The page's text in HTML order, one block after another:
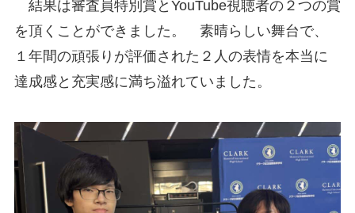
結果は審査員特別賞とYouTube視聴者の２つの賞
を頂くことができました。 素晴らしい舞台で、
１年間の頑張りが評価された２人の表情を本当に
達成感と充実感に満ち溢れていました。